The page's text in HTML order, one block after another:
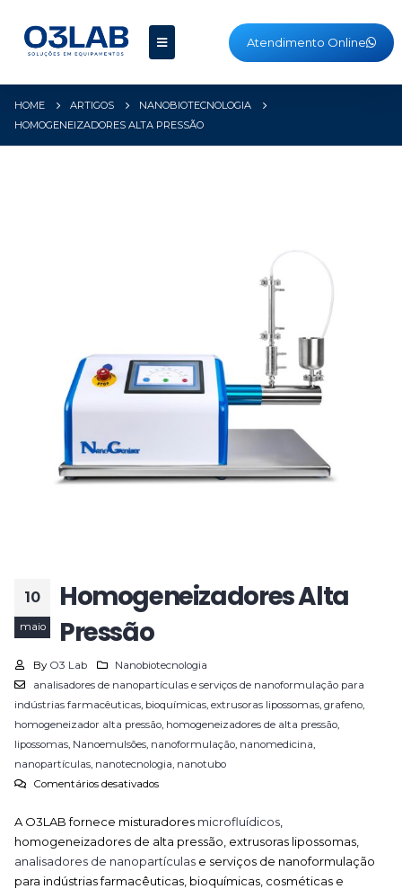
Atendimento Online
HOME ARTIGOS
NANOBIOTECNOLOGIA
HOMOGENEIZADORES ALTA PRESSÃO
10
maio
Homogeneizadores Alta
Pressão
By O3 Lab
Nanobiotecnologia
analisadores de nanopartículas e serviços de nanoformulação para
indústrias farmacêuticas, bioquímicas, extrusoras lipossomas, grafeno,
homogeneizador alta pressão, homogeneizadores de alta pressão,
lipossomas, Nanoemulsões, nanoformulação, nanomedicina,
nanopartículas, nanotecnologia, nanotubo
Comentários desativados
A O3LAB fornece misturadores microfluídicos
homogeneizadores de alta pressão, extrusoras lipossomas,
analisadores de nanopartículas e serviços de nanoformulação
para indústrias farmacêuticas, bioquímicas, cosméticas e